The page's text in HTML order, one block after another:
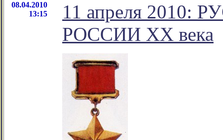
08.04.2010
13:15
11 апреля 2010:
РОССИИ ХХ века